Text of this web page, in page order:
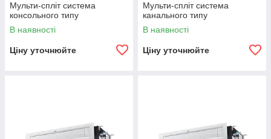
Мульти-спліт система
консольного типу
В наявності
Ціну уточнюйте
Мульти-спліт система
канального типу
В наявності
Ціну уточнюйте